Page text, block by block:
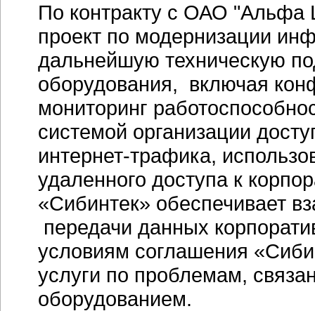
По контракту с ОАО "Альфа
проект по модернизации
дальнейшую техническую
оборудования, включая
мониторинг
системой организации
интернет-трафика,
удаленного доступа к
«Сибинтек» обеспечивает
передачи данных
условиям соглашения
услуги по проблемам,
оборудованием.